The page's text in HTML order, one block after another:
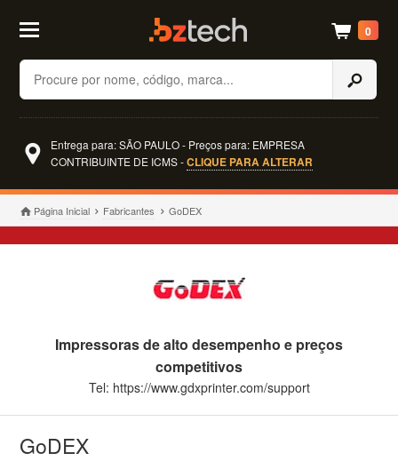
Buscar
0
Entrega para: SÃO PAULO - Preços para: EMPRESA
CONTRIBUINTE DE ICMS -CLIQUE PARA ALTERAR
Página Inicial Fabricantes GoDEX
Impressoras de alto desempenho e preços
competitivos
Tel: https://www.gdxprinter.com/support
GoDEX